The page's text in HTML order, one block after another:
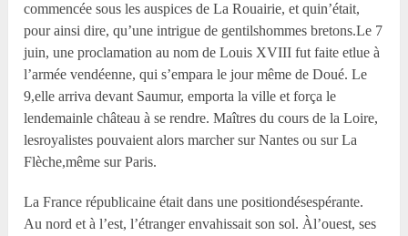
commencée sous les auspices de La Rouairie, et quin’était,
pour ainsi dire, qu’une intrigue de gentilshommes bretons.Le 7
juin, une proclamation au nom de Louis XVIII fut faite etlue à
l’armée vendéenne, qui s’empara le jour même de Doué. Le
9,elle arriva devant Saumur, emporta la ville et força le
lendemainle château à se rendre. Maîtres du cours de la Loire,
lesroyalistes pouvaient alors marcher sur Nantes ou sur La
Flèche,même sur Paris.
La France républicaine était dans une positiondésespérante.
Au nord et à l’est, l’étranger envahissait son sol. Àl’ouest, ses